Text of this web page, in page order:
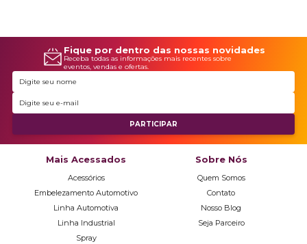
Fique por dentro das nossas novidades
Receba todas as informações mais recentes sobre
eventos, vendas e ofertas.
Mais Acessados
Acessórios
Embelezamento Automotivo
Linha Automotiva
Linha Industrial
Spray
Sobre Nós
Quem Somos
Contato
Nosso Blog
Seja Parceiro